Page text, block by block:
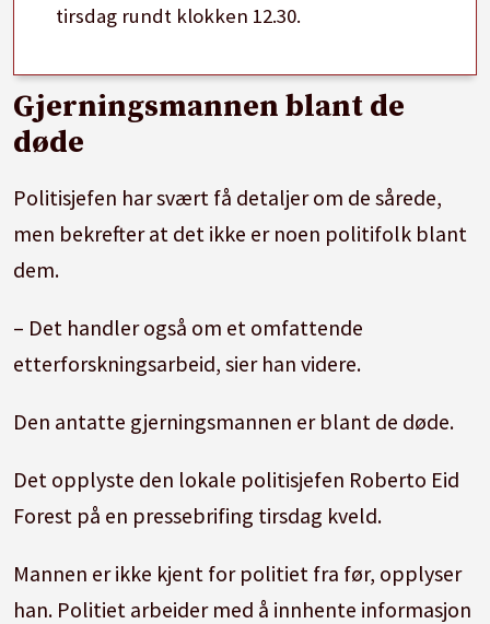
tirsdag rundt klokken 12.30.
Gjerningsmannen blant de
døde
Politisjefen har svært få detaljer om de sårede,
men bekrefter at det ikke er noen politifolk blant
dem.
– Det handler også om et omfattende
etterforskningsarbeid, sier han videre.
Den antatte gjerningsmannen er blant de døde.
Det opplyste den lokale politisjefen Roberto Eid
Forest på en pressebrifing tirsdag kveld.
Mannen er ikke kjent for politiet fra før, opplyser
han. Politiet arbeider med å innhente informasjon